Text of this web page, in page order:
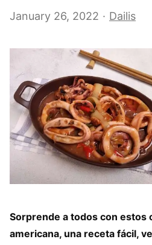
January 26, 2022 Dailis
Sorprende a todos con estos
americana, una receta fácil,